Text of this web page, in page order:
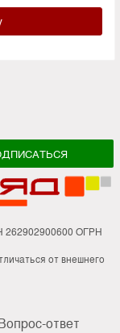
ОГРН
от внешнего
ответ